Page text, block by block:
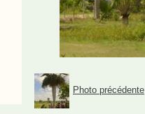
Photo précédente